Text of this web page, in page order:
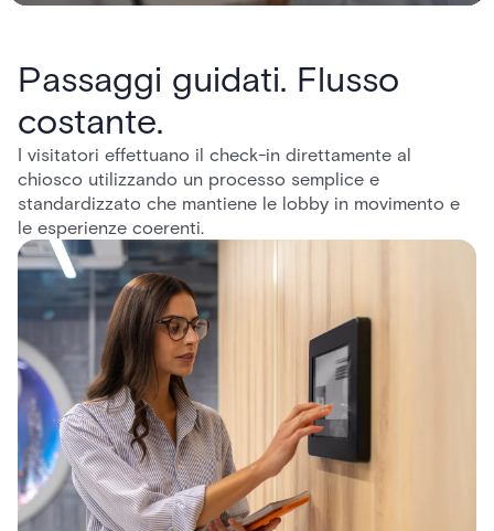
Passaggi guidati. Flusso
costante.
I visitatori effettuano il check-in direttamente al
chiosco utilizzando un processo semplice e
standardizzato che mantiene le lobby in movimento e
le esperienze coerenti.